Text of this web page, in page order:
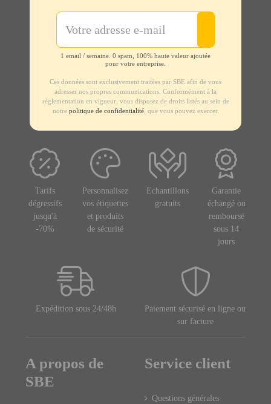
1 email / semaine. 0 spam, 100% haute valeur ajoutée
pour votre entreprise.
Ces données sont exclusivement traitées par SBE afin de vous
adresser nos propres communications. Conformément à la
règlementation en vigueur, vous disposez de droits listés au sein de
notre politique de confidentialité, que vous pouvez exercer.
Tarifs
dégressifs
jusqu'à
-70%
Personnalisez
vos étiquettes
et produits
de sécurité
Echantillons
gratuits
Garantie
échangé ou
remboursé
sous 14
jours
Expédition sous 24/48h
Paiement sécurisé en ligne ou
sur facture
A propos de
SBE
Service client
Questions générales